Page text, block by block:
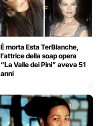
È morta Esta TerBlanche,
l’attrice della soap opera
“La Valle dei Pini” aveva 51
anni